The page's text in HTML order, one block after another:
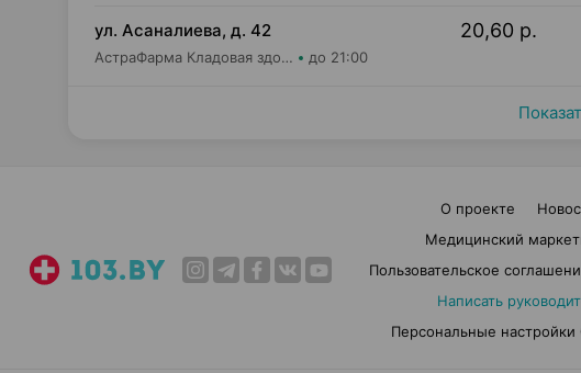
ул. Асаналиева, д. 42
АстраФарма Кладовая здоровья ООО Аптека №10 до 21:00
20,60 р.
О проекте
Медицинский
Пользовательское
Написать
Персональные настройки